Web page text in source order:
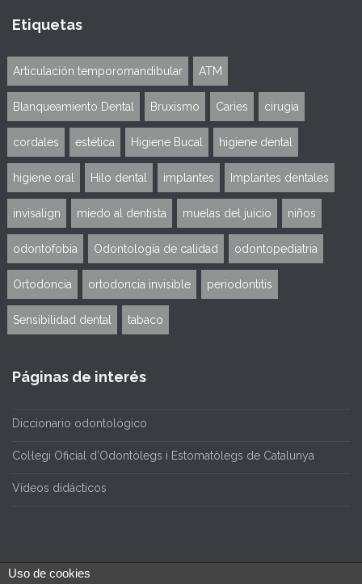
Etiquetas
Articulación temporomandibular ATM
Blanqueamiento Dental Bruxismo Caries cirugia
cordales estética Higiene Bucal higiene dental
higiene oral Hilo dental implantes Implantes dentales
invisalign miedo al dentista muelas del juicio niños
odontofobia Odontología de calidad odontopediatria
Ortodoncia ortodoncia invisible periodontitis
Sensibilidad dental tabaco
Páginas de interés
Diccionario odontológico
Col·legi Oficial d’Odontòlegs i Estomatòlegs de Catalunya
Vídeos didácticos
Uso de cookies